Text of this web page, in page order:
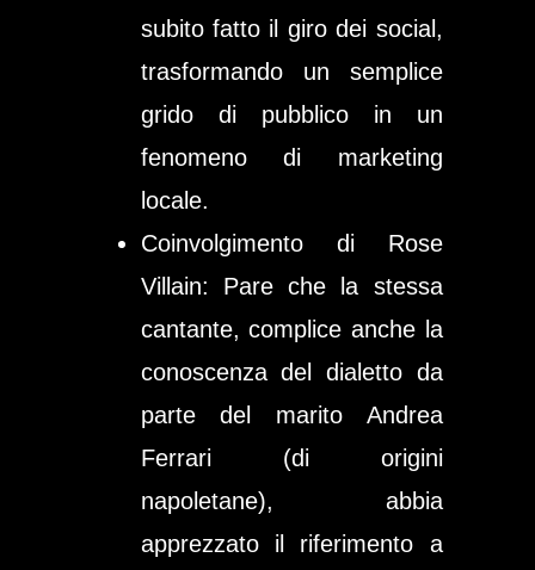
subito fatto il giro dei social,
trasformando un semplice
grido di pubblico in un
fenomeno di marketing
locale.
Coinvolgimento di Rose
Villain: Pare che la stessa
cantante, complice anche la
conoscenza del dialetto da
parte del marito Andrea
Ferrari (di origini
napoletane), abbia
apprezzato il riferimento a